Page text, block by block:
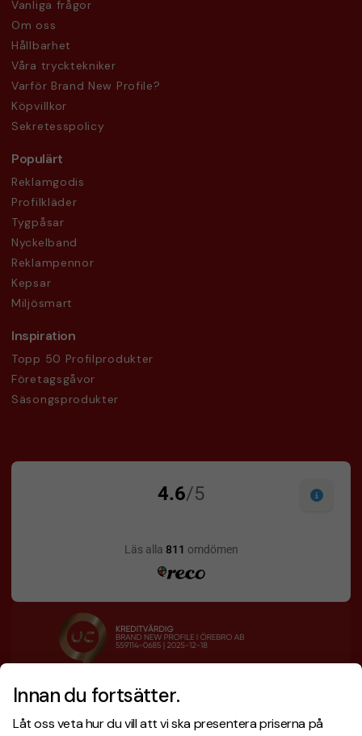
Innan du fortsätter.
Låt oss veta hur du vill att vi ska presentera priserna på
Vanliga frågor
Om oss
Hållbarhet
Våra trycktekniker
Varför Brand New Profile?
Köpvillkor
Sekretesspolicy
Populärt
Reklamgodis
Profilkläder
Tygpåsar
Nyckelband
Reklampennor
Kepsar
Miljösmart
Inspiration
Topp 50 Profilprodukter
Företagsgåvor
Säsongsprodukter
Designskiss inom 1 h
Fri offert
Snabb leverans